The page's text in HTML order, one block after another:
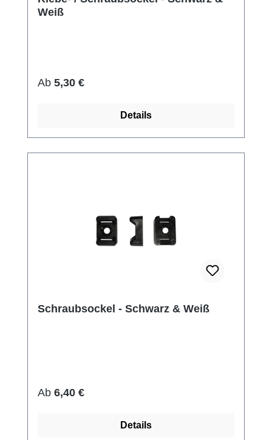
Weiß
Regulärer Preis:
Ab 5,30 €
Details
Schraubsockel - Schwarz & Weiß
Regulärer Preis:
Ab 6,40 €
Details